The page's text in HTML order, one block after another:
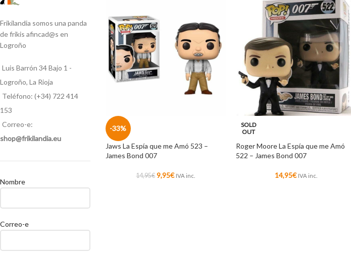
Frikilandia somos una panda
de frikis afincad@s en
Logroño
Luis Barrón 34 Bajo 1 -
Logroño, La Rioja
Teléfono: (+34) 722 414
153
Correo-e:
shop@frikilandia.eu
Nombre
Correo-e
-33%
Jaws La Espía que me Amó 523 –
James Bond 007
14,95€ 9,95€ IVA inc.
SOLD
OUT
Roger Moore La Espía que me Amó
522 – James Bond 007
14,95€ IVA inc.